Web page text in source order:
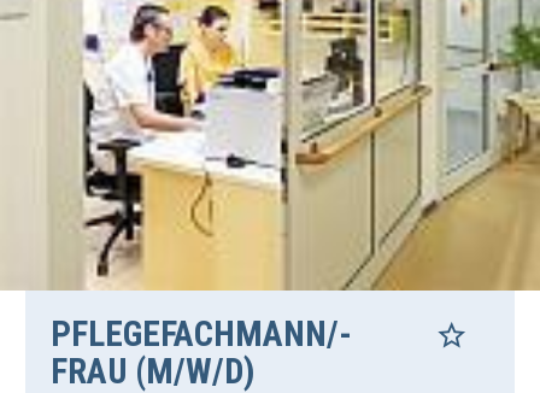
PFLEGEFACHMANN/-
FRAU (M/W/D)